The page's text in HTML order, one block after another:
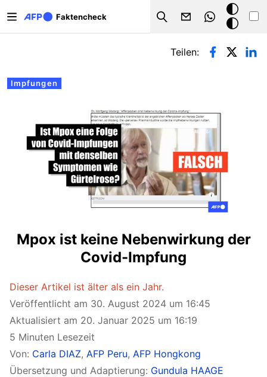
Faktencheck
Search
Dark
Mode
Primäre Reiter
Impfungen
Teilen:
Mpox ist keine Nebenwirkung der
Covid-Impfung
Dieser Artikel ist älter als ein Jahr.
Veröffentlicht am 30. August 2024 um 16:45
Aktualisiert am 20. Januar 2025 um 16:19
5 Minuten Lesezeit
Von: Carla DIAZ, AFP Peru, AFP Hongkong
Übersetzung und Adaptierung: Gundula HAAGE